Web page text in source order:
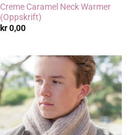
Creme Caramel Neck Warmer
(Oppskrift)
kr0,00